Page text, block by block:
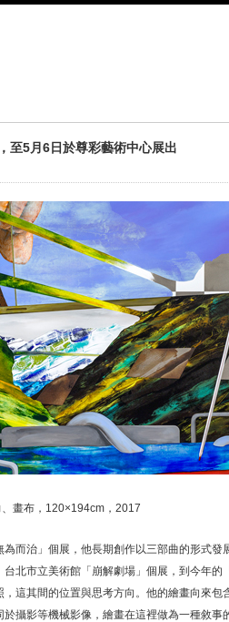
至5月6日於尊彩藝術中心展出
畫布，120×194cm，2017
而治」個展，他長期創作以三部曲的形式發
北市立美術館「崩解劇場」個展，到今年的
這其間的位置與思考方向。他的繪畫向來包
攝影等機械影像，繪畫在這裡做為一種敘事